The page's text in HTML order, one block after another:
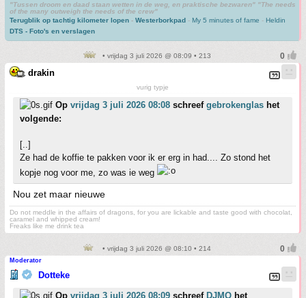
"Tussen droom en daad staan wetten in de weg, en praktische bezwaren" "The needs
of the many outweigh the needs of the crew"
Terugblik op tachtig kilometer lopen - Westerborkpad - My 5 minutes of fame - Heldin
DTS - Foto's en verslagen
• vrijdag 3 juli 2026 @ 08:09 • 213
drakin
vurig typje
Op vrijdag 3 juli 2026 08:08 schreef gebrokenglas het
volgende:
[..]
Ze had de koffie te pakken voor ik er erg in had.... Zo stond het
kopje nog voor me, zo was ie weg
Nou zet maar nieuwe
Do not meddle in the affairs of dragons, for you are lickable and taste good with chocolat,
caramel and whipped cream!
Freaks like me drink tea
• vrijdag 3 juli 2026 @ 08:10 • 214
Moderator
Dotteke
Op vrijdag 3 juli 2026 08:09 schreef DJMO het